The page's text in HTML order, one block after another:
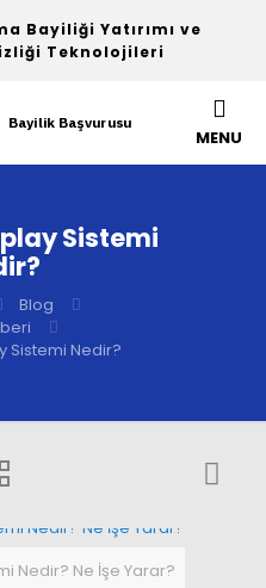
Bayiliği Yatırımı ve
Teknolojileri
Bayilik Başvurusu
MENU
Sistemi
Blog
Sistemi Nedir?
Nedir? Ne İşe Yarar?